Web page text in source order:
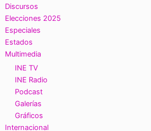
Discursos
Elecciones 2025
Especiales
Estados
Multimedia
INE TV
INE Radio
Podcast
Galerías
Gráficos
Internacional